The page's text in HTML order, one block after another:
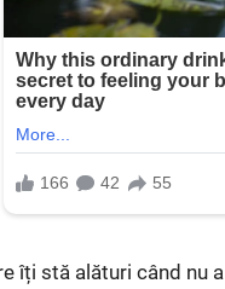
îți stă alături când